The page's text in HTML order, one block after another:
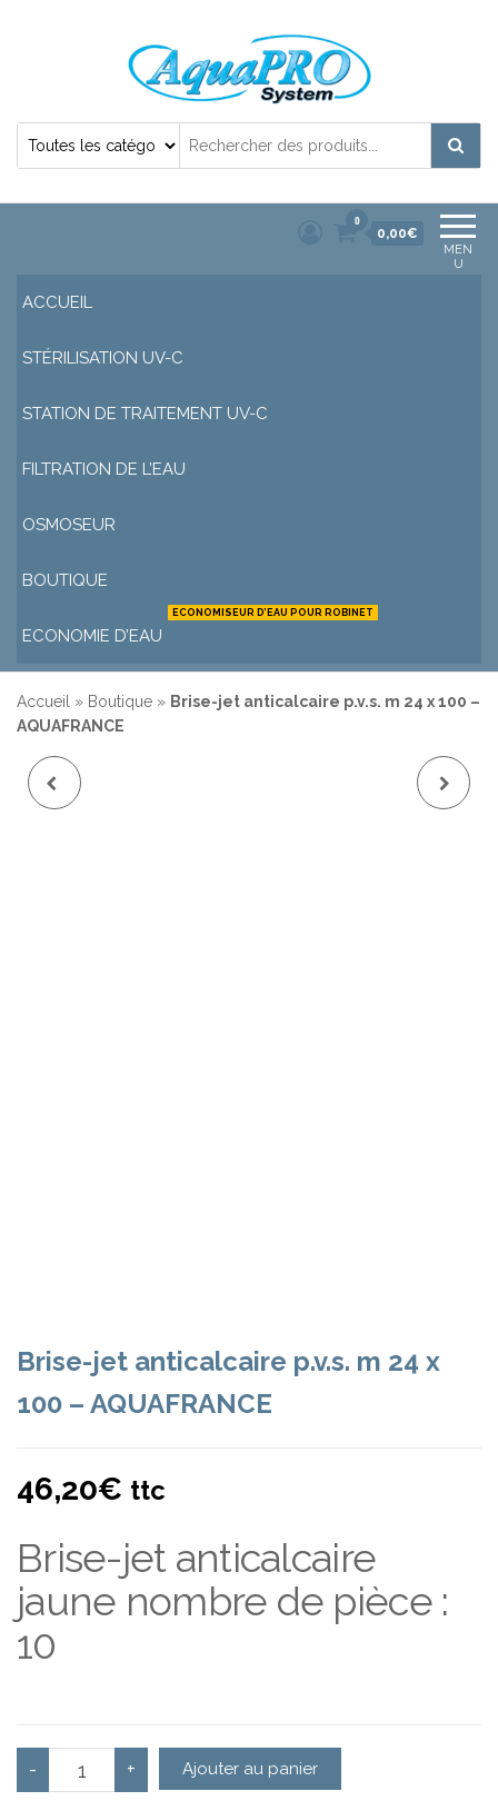
Désinfection Uv de l'eau | Filtration et
MEN
U
0
0,00€
ACCUEIL
STÉRILISATION UV-C
STATION DE TRAITEMENT UV-C
FILTRATION DE L’EAU
OSMOSEUR
BOUTIQUE
ECONOMIE D’EAU
ECONOMISEUR D’EAU POUR ROBINET
Accueil » Boutique » Brise-jet anticalcaire p.v.s. m 24 x 100 –
AQUAFRANCE
Brise-jet anticalcaire p.v.s. m 24 x
100 – AQUAFRANCE
46,20€ ttc
Brise-jet anticalcaire
jaune nombre de pièce :
10
- quantité de Brise-jet anticalcaire p.v.s. m 24 x 100 -
+ Ajouter au panier